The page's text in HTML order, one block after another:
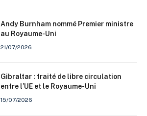
Andy Burnham nommé Premier ministre
au Royaume-Uni
21/07/2026
Gibraltar : traité de libre circulation
entre l’UE et le Royaume-Uni
15/07/2026